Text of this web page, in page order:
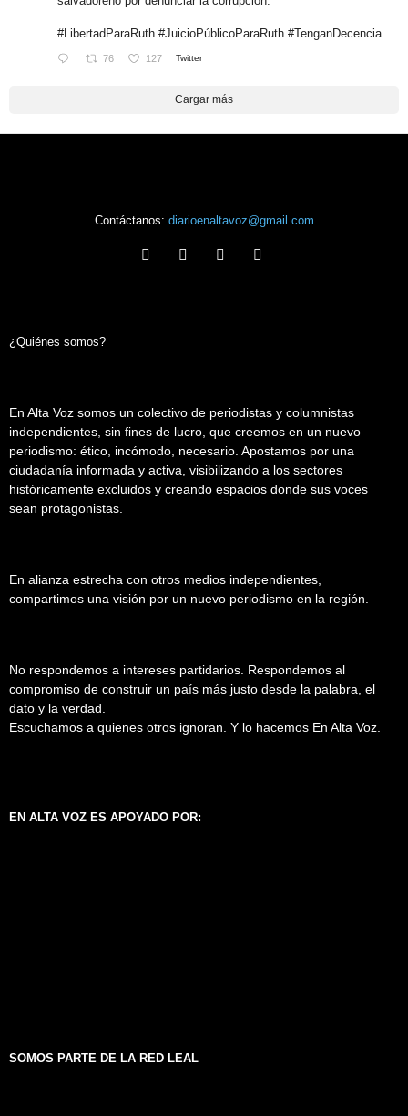
#LibertadParaRuth #JuicioPúblicoParaRuth #TenganDecencia
76 127 Twitter
Cargar más
Contáctanos: diarioenaltavoz@gmail.com
¿Quiénes somos?
En Alta Voz somos un colectivo de periodistas y columnistas
independientes, sin fines de lucro, que creemos en un nuevo
periodismo: ético, incómodo, necesario. Apostamos por una
ciudadanía informada y activa, visibilizando a los sectores
históricamente excluidos y creando espacios donde sus voces
sean protagonistas.
En alianza estrecha con otros medios independientes,
compartimos una visión por un nuevo periodismo en la región.
No respondemos a intereses partidarios. Respondemos al
compromiso de construir un país más justo desde la palabra, el
dato y la verdad.
Escuchamos a quienes otros ignoran. Y lo hacemos En Alta Voz.
EN ALTA VOZ ES APOYADO POR:
SOMOS PARTE DE LA RED LEAL